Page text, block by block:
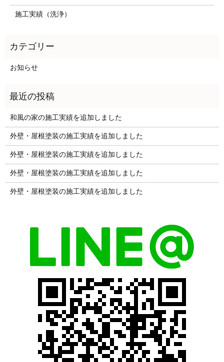
施工実績（洗浄）
お知らせ
和風の家の施工実績を追加しました
外壁・屋根塗装の施工実績を追加しました
外壁・屋根塗装の施工実績を追加しました
外壁・屋根塗装の施工実績を追加しました
外壁・屋根塗装の施工実績を追加しました